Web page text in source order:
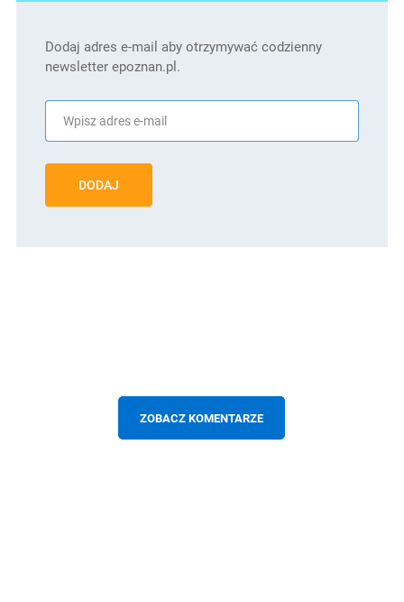
Dodaj adres e-mail aby otrzymywać codzienny
newsletter epoznan.pl.
DODAJ
ZOBACZ KOMENTARZE